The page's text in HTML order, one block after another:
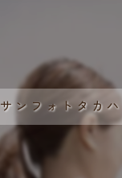
サンフォトタカ